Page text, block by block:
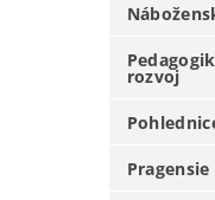
rozvoj
Pragensie